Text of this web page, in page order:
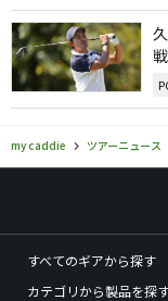
my caddie ツアーニュース
すべてのギアから探す
カテゴリから製品を探